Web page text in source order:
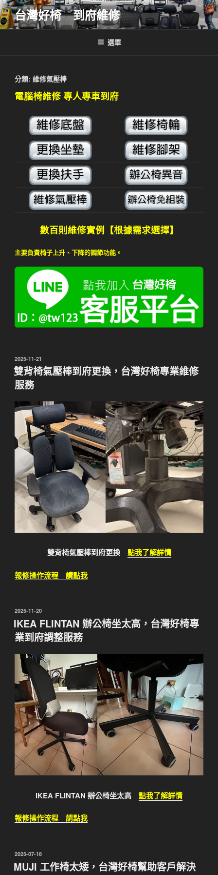
跳
至
主
台灣好椅 到府維修
選單
分類: 維修氣壓棒
電腦椅維修 專人專車到府
數百則維修實例【根據需求選擇】
主要負責椅子上升、下降的調節功能。
發
佈
於
2025-11-21
雙背椅氣壓棒到府更換，台灣好椅專業維修
服務
雙背椅氣壓棒到府更換 點我了解詳情
報修操作流程 請點我
發
佈
於
2025-11-20
IKEA FLINTAN 辦公椅坐太高，台灣好椅專
業到府調整服務
IKEA FLINTAN 辦公椅坐太高 點我了解詳情
報修操作流程 請點我
發
佈
於
2025-07-18
MUJI 工作椅太矮，台灣好椅幫助客戶解決